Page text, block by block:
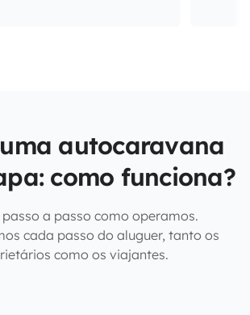
autocaravana
como funciona?
passo a passo como operamos.
cada passo do aluguer, tanto os
como os viajantes.